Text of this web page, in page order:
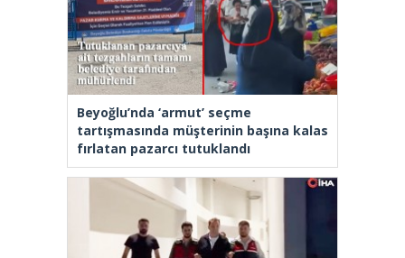
Beyoğlu’nda ‘armut’ seçme
tartışmasında müşterinin başına kalas
fırlatan pazarcı tutuklandı